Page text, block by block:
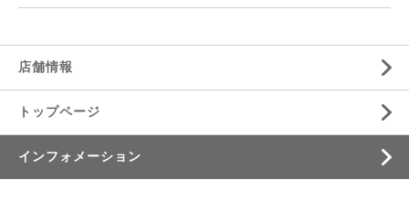
店舗情報
トップページ
インフォメーション